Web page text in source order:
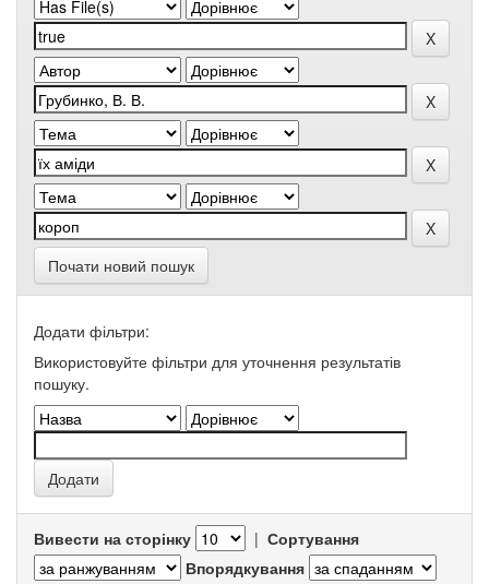
Почати новий пошук
Додати фільтри:
Використовуйте фільтри для уточнення результатів
пошуку.
Вивести на сторінку | Сортування
Впорядкування